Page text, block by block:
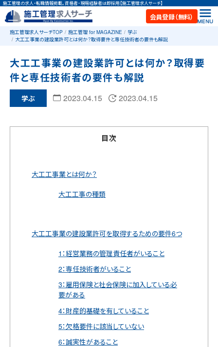
施工管理の求人・転職情報掲載。資格者・現場経験者は即採用【施工管理求人サーチ】
会員登録（無料）
施工管理求人サーチTOP 施工管理 for MAGAZINE
学ぶ
大工工事業の建設業許可とは何か？取得要件と専任技術者の要件も解説
大工工事業の建設業許可とは何か？取得要
件と専任技術者の要件も解説
学ぶ 2023.04.15 2023.04.15
目次
大工工事業とは何か？
大工工事の種類
大工工事業の建設業許可を取得するための要件6つ
1：経営業務の管理責任者がいること
2：専任技術者がいること
3：雇用保険と社会保険に加入している必
要がある
4：財産的基礎を有していること
5：欠格要件に該当していない
6：誠実性があること